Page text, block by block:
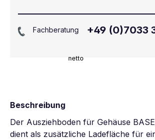
netto
Fachberatung +49 (0)7033
Beschreibung
Der Ausziehboden für Gehäuse
dient als zusätzliche Ladefläche für